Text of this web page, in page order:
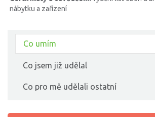
nábytku a zařízení
Co umím
Co jsem již udělal
Co pro mě udělali ostatní